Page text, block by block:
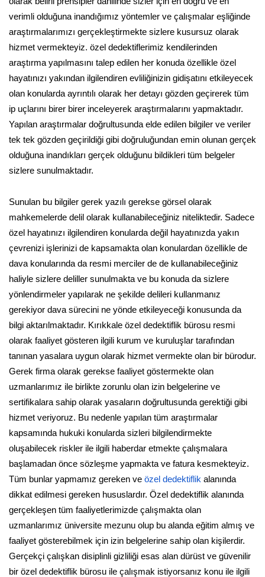
verimli olduğuna inandığımız yöntemler ve çalışmalar eşliğinde
araştırmalarımızı gerçekleştirmekte sizlere kusursuz olarak
hizmet vermekteyiz. özel dedektiflerimiz kendilerinden
araştırma yapılmasını talep edilen her konuda özellikle özel
hayatınızı yakından ilgilendiren evliliğinizin gidişatını etkileyecek
olan konularda ayrıntılı olarak her detayı gözden geçirerek tüm
ip uçlarını birer birer inceleyerek araştırmalarını yapmaktadır.
Yapılan araştırmalar doğrultusunda elde edilen bilgiler ve veriler
tek tek gözden geçirildiği gibi doğruluğundan emin olunan gerçek
olduğuna inandıkları gerçek olduğunu bildikleri tüm belgeler
sizlere sunulmaktadır.
Sunulan bu bilgiler gerek yazılı gerekse görsel olarak
mahkemelerde delil olarak kullanabileceğiniz niteliktedir. Sadece
özel hayatınızı ilgilendiren konularda değil hayatınızda yakın
çevrenizi işlerinizi de kapsamakta olan konulardan özellikle de
dava konularında da resmi merciler de de kullanabileceğiniz
haliyle sizlere deliller sunulmakta ve bu konuda da sizlere
yönlendirmeler yapılarak ne şekilde delileri kullanmanız
gerekiyor dava sürecini ne yönde etkileyeceği konusunda da
bilgi aktarılmaktadır. Kırıkkale özel dedektiflik bürosu resmi
olarak faaliyet gösteren ilgili kurum ve kuruluşlar tarafından
tanınan yasalara uygun olarak hizmet vermekte olan bir bürodur.
Gerek firma olarak gerekse faaliyet göstermekte olan
uzmanlarımız ile birlikte zorunlu olan izin belgelerine ve
sertifikalara sahip olarak yasaların doğrultusunda gerektiği gibi
hizmet veriyoruz. Bu nedenle yapılan tüm araştırmalar
kapsamında hukuki konularda sizleri bilgilendirmekte
oluşabilecek riskler ile ilgili haberdar etmekte çalışmalara
başlamadan önce sözleşme yapmakta ve fatura kesmekteyiz.
Tüm bunlar yapmamız gereken ve özel dedektiflik alanında
dikkat edilmesi gereken hususlardır. Özel dedektiflik alanında
gerçekleşen tüm faaliyetlerimizde çalışmakta olan
uzmanlarımız üniversite mezunu olup bu alanda eğitim almış ve
faaliyet gösterebilmek için izin belgelerine sahip olan kişilerdir.
Gerçekçi çalışkan disiplinli gizliliği esas alan dürüst ve güvenilir
bir özel dedektiflik bürosu ile çalışmak istiyorsanız konu ile ilgili